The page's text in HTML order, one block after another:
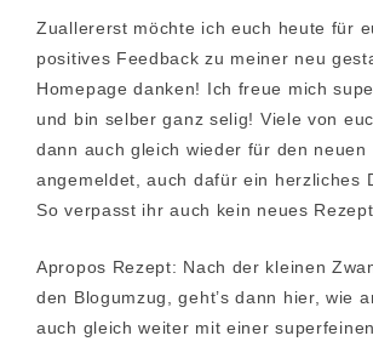
Zuallererst möchte ich euch heute für
positives Feedback zu meiner neu
Homepage danken! Ich freue mich
und bin selber ganz selig! Viele von
dann auch gleich wieder für den neuen
angemeldet, auch dafür ein herzliches
So verpasst ihr auch kein neues
Apropos Rezept: Nach der kleinen
den Blogumzug, geht’s dann hier, wie
auch gleich weiter mit einer